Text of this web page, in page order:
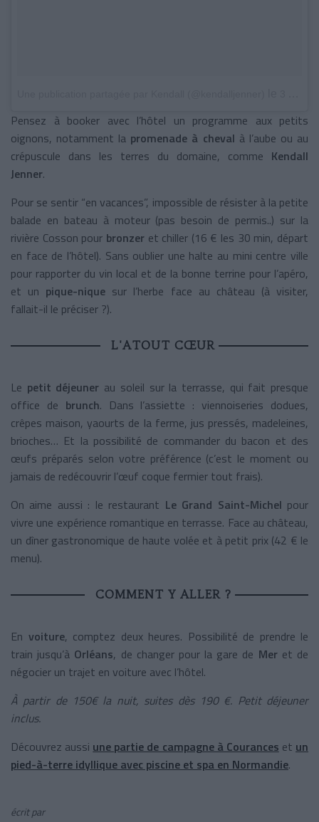
Pensez à booker avec l’hôtel un programme aux petits
oignons, notamment la promenade à cheval à l’aube ou au
crépuscule dans les terres du domaine, comme Kendall
Jenner.
Pour se sentir “en vacances”, impossible de résister à la petite
balade en bateau à moteur (pas besoin de permis..) sur la
rivière Cosson pour bronzer et chiller (16 € les 30 min, départ
en face de l’hôtel). Sans oublier une halte au mini centre ville
pour rapporter du vin local et de la bonne terrine pour l’apéro,
et un pique-nique sur l’herbe face au château (à visiter,
fallait-il le préciser ?).
L'ATOUT CŒUR
Le petit déjeuner au soleil sur la terrasse, qui fait presque
office de brunch. Dans l’assiette : viennoiseries dodues,
crêpes maison, yaourts de la ferme, jus pressés, madeleines,
brioches… Et la possibilité de commander du bacon et des
œufs préparés selon votre préférence (c’est le moment ou
jamais de redécouvrir l’œuf coque fermier tout frais).
On aime aussi : le restaurant Le Grand Saint-Michel pour
vivre une expérience romantique en terrasse. Face au château,
un dîner gastronomique de haute volée et à petit prix (42 € le
menu).
COMMENT Y ALLER ?
En voiture, comptez deux heures. Possibilité de prendre le
train jusqu’à Orléans, de changer pour la gare de Mer et de
négocier un trajet en voiture avec l’hôtel.
À partir de 150€ la nuit, suites dès 190 €. Petit déjeuner
inclus.
Découvrez aussi une partie de campagne à Courances et un
pied-à-terre idyllique avec piscine et spa en Normandie.
écrit par